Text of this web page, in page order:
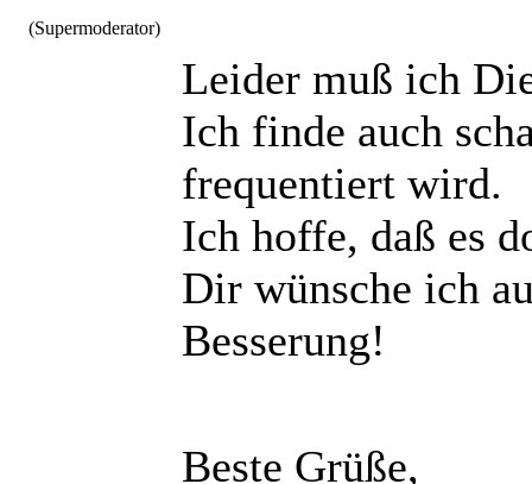
(Supermoderator)
Leider muß ich
Ich finde auch
frequentiert wird.
Ich hoffe, daß es
Dir wünsche ich
Besserung!
Beste Grüße,